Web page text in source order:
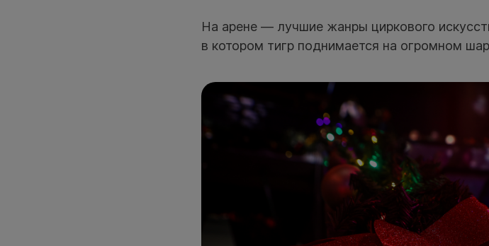
На арене — лучшие жанры циркового
в котором тигр поднимается на огромном